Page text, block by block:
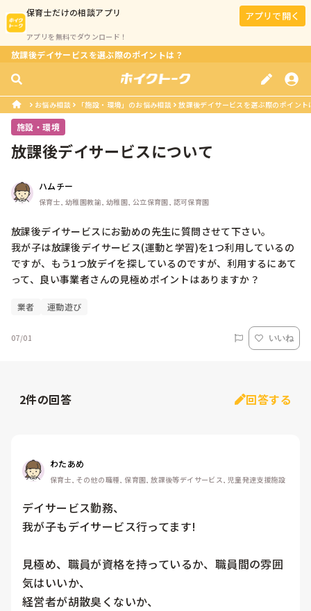
保育士だけの相談アプリ
アプリを無料でダウンロード！
アプリで開く
放課後デイサービスを選ぶ際のポイントは？
お悩み相談 「施設・環境」のお悩み相談 放課後デイサービスを選ぶ際のポイント
施設・環境
放課後デイサービスについて
ハムチー
保育士, 幼稚園教諭, 幼稚園, 公立保育園, 認可保育園
放課後デイサービスにお勤めの先生に質問させて下さい。
我が子は放課後デイサービス(運動と学習)を1つ利用しているの
ですが、もう1つ放デイを探しているのですが、利用するにあて
業者 運動遊び
07/01 いいね
2件の回答 回答する
わたあめ
保育士, その他の職種, 保育園, 放課後等デイサービス, 児童発達支援施設
デイサービス勤務、
我が子もデイサービス行ってます!
見極め、職員が資格を持っているか、職員間の雰囲
気はいいか、
経営者が胡散臭くないか、